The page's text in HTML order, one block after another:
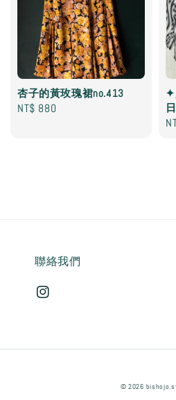
杏子的黃玫瑰裙no.413
Regular
NT$ 880
✦
聯絡我們
© 2026